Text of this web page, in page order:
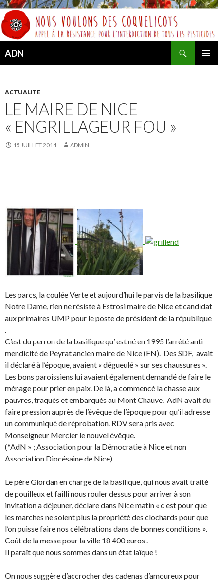
ADN
ACTUALITE
LE MAIRE DE NICE
« ENGRILLAGEUR FOU »
15 JUILLET 2014 ADMIN
Les parcs, la coulée Verte et aujourd’hui le parvis de la basilique
Notre Dame, rien ne résiste à Estrosi maire de Nice et candidat
aux primaires UMP pour le poste de président de la république
.
C’est du perron de la basilique qu’ est né en 1995 l’arrêté anti
mendicité de Peyrat ancien maire de Nice (FN). Des SDF, avait
il déclaré à l’époque, avaient « dégueulé » sur ses chaussures ».
Les bons paroissiens lui avaient également demandé de faire le
ménage pour prier en paix. De là, a commencé la chasse aux
pauvres, traqués et embarqués au Mont Chauve. AdN avait du
faire pression auprès de l’évêque de l’époque pour qu’il adresse
un communiqué de réprobation. RDV sera pris avec
Monseigneur Mercier le nouvel évêque.
(*AdN » ; Association pour la Démocratie à Nice et non
Association Diocésaine de Nice).
Le père Giordan en charge de la basilique, qui nous avait traité
de pouilleux et failli nous rouler dessus pour arriver à son
invitation a déjeuner, déclare dans Nice matin « c est pour que
les marches ne soient plus la propriété des clochards pour que
l’on puisse faire nos célébrations dans de bonnes conditions ».
Coût de la messe pour la ville 18 400 euros .
Il paraît que nous sommes dans un état laïque !
On nous suggère d’accrocher des cadenas d’amoureux pour